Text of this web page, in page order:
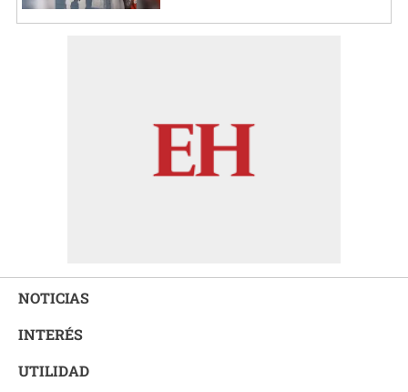
NOTICIAS
INTERÉS
UTILIDAD